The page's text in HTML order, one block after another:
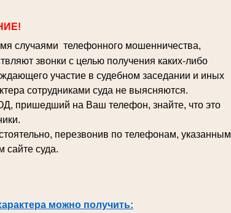
случаями телефонного мошенничества,
звонки с целью получения каких-либо
участие в судебном заседании и иных
сотрудниками суда не выясняются.
пришедший на Ваш телефон, знайте, что это
перезвонив по телефонам, указанным
сайте суда.
можно получить: